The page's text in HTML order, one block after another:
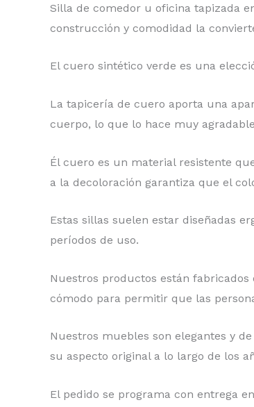
Silla de comedor u oficina tapizada
construcción y comodidad la
El cuero sintético verde es una
La tapicería de cuero aporta una
cuerpo, lo que lo hace muy
Él cuero es un material resistente
a la decoloración garantiza que el
Estas sillas suelen estar diseñadas
períodos de uso.
Nuestros productos están
cómodo para permitir que las
Nuestros muebles son elegantes y
su aspecto original a lo largo de los
El pedido se programa con entrega